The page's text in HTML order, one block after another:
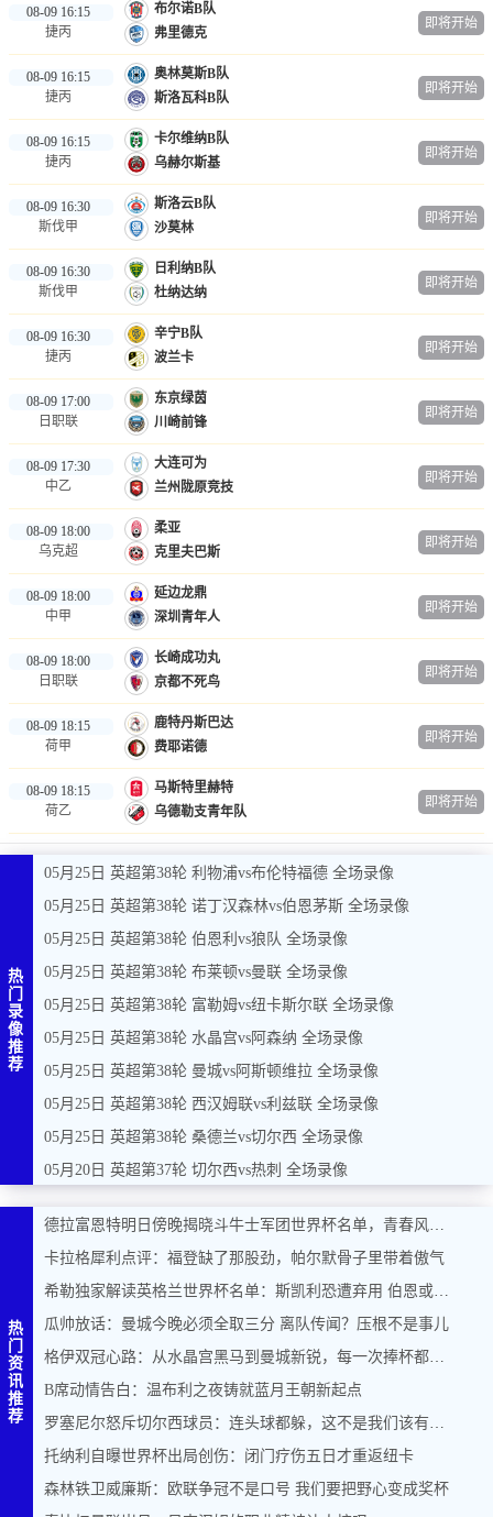
08-09 16:15
捷丙
布尔诺B队
弗里德克
即将开始
08-09 16:15
捷丙
奥林莫斯B队
斯洛瓦科B队
即将开始
08-09 16:15
捷丙
卡尔维纳B队
乌赫尔斯基
即将开始
08-09 16:30
斯伐甲
斯洛云B队
沙莫林
即将开始
08-09 16:30
斯伐甲
日利纳B队
杜纳达纳
即将开始
08-09 16:30
捷丙
辛宁B队
波兰卡
即将开始
08-09 17:00
日职联
东京绿茵
川崎前锋
即将开始
08-09 17:30
中乙
大连可为
兰州陇原竞技
即将开始
08-09 18:00
乌克超
柔亚
克里夫巴斯
即将开始
08-09 18:00
中甲
延边龙鼎
深圳青年人
即将开始
08-09 18:00
日职联
长崎成功丸
京都不死鸟
即将开始
08-09 18:15
荷甲
鹿特丹斯巴达
费耶诺德
即将开始
08-09 18:15
荷乙
马斯特里赫特
乌德勒支青年队
即将开始
热
门
录
像
推
荐
05月25日 英超第38轮 利物浦vs布伦特福德 全场录像
05月25日 英超第38轮 诺丁汉森林vs伯恩茅斯 全场录像
05月25日 英超第38轮 伯恩利vs狼队 全场录像
05月25日 英超第38轮 布莱顿vs曼联 全场录像
05月25日 英超第38轮 富勒姆vs纽卡斯尔联 全场录像
05月25日 英超第38轮 水晶宫vs阿森纳 全场录像
05月25日 英超第38轮 曼城vs阿斯顿维拉 全场录像
05月25日 英超第38轮 西汉姆联vs利兹联 全场录像
05月25日 英超第38轮 桑德兰vs切尔西 全场录像
05月20日 英超第37轮 切尔西vs热刺 全场录像
热
门
资
讯
推
荐
德拉富恩特明日傍晚揭晓斗牛士军团世界杯名单，青春风暴能否席卷美加墨？
卡拉格犀利点评：福登缺了那股劲，帕尔默骨子里带着傲气
希勒独家解读英格兰世界杯名单：斯凯利恐遭弃用 伯恩或力压马奎尔入围
瓜帅放话：曼城今晚必须全取三分 离队传闻？压根不是事儿
格伊双冠心路：从水晶宫黑马到曼城新锐，每一次捧杯都是奇迹
B席动情告白：温布利之夜铸就蓝月王朝新起点
罗塞尼尔怒斥切尔西球员：连头球都躲，这不是我们该有的样子
托纳利自曝世界杯出局创伤：闭门疗伤五日才重返纽卡
森林铁卫威廉斯：欧联争冠不是口号 我们要把野心变成奖杯